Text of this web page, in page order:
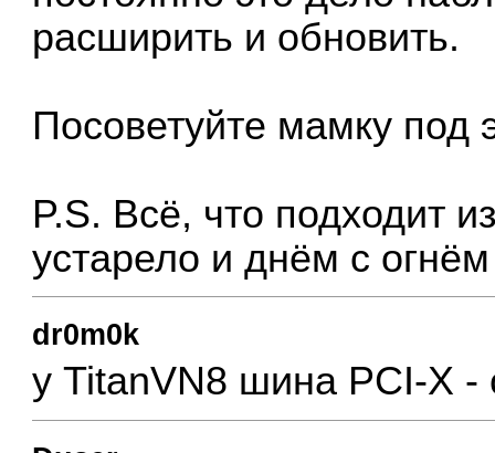
расширить и обновить.
Посоветуйте мамку под
P.S. Всё, что подходит
устарело и днём с
dr0m0k
у TitanVN8 шина PCI-X -